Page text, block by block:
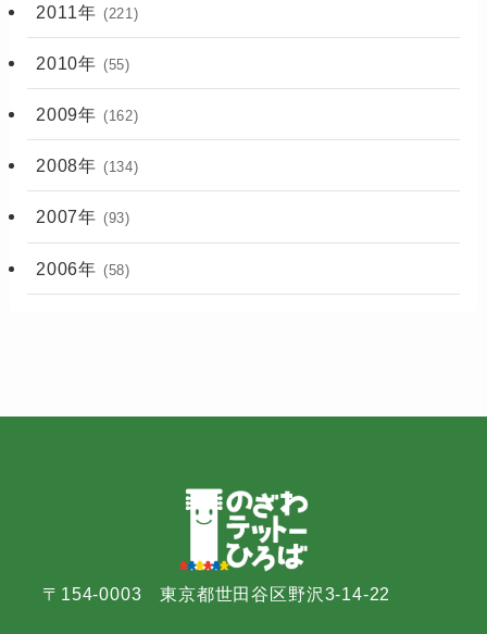
2011年 (221)
2010年 (55)
2009年 (162)
2008年 (134)
2007年 (93)
2006年 (58)
〒154-0003 東京都世田谷区野沢3-14-22